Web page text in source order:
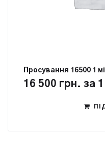
Просування 16500 1
16 500 грн. за